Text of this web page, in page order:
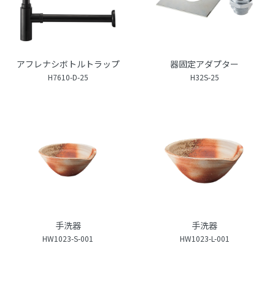
アフレナシボトルトラップ
H7610-D-25
器固定アダプター
H32S-25
手洗器
HW1023-S-001
手洗器
HW1023-L-001